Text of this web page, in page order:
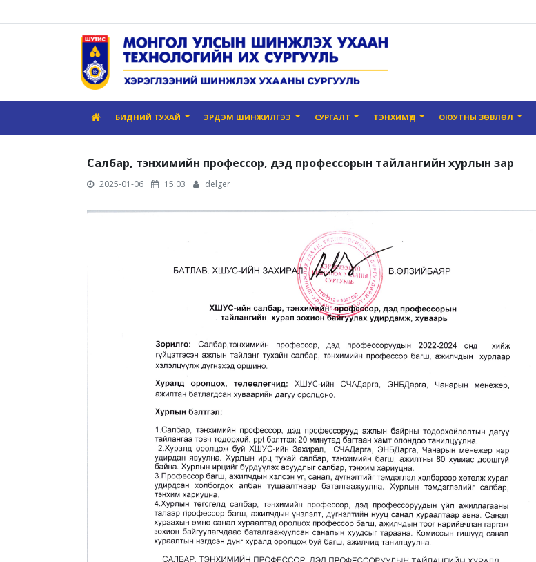
БИДНИЙ ТУХАЙ ЭРДЭМ ШИНЖИЛГЭЭ СУРГАЛТ ТЭНХИМҮҮД ОЮУТНЫ ЗӨВЛӨЛ
Салбар, тэнхимийн профессор, дэд профессорын тайлангийн хурлын зар
2025-01-06 15:03 delger